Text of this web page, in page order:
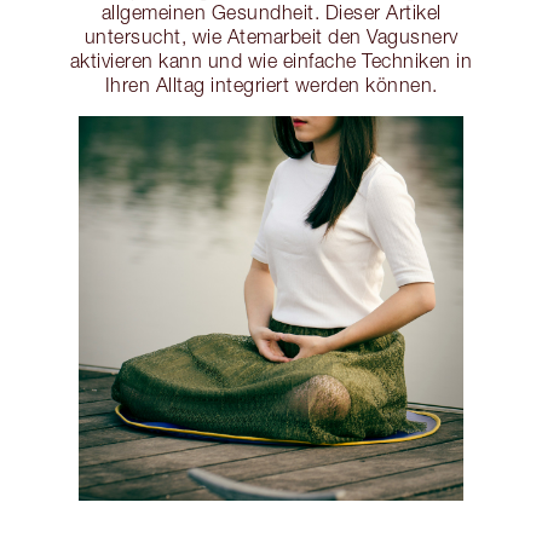
allgemeinen Gesundheit. Dieser Artikel
untersucht, wie Atemarbeit den Vagusnerv
aktivieren kann und wie einfache Techniken in
Ihren Alltag integriert werden können.